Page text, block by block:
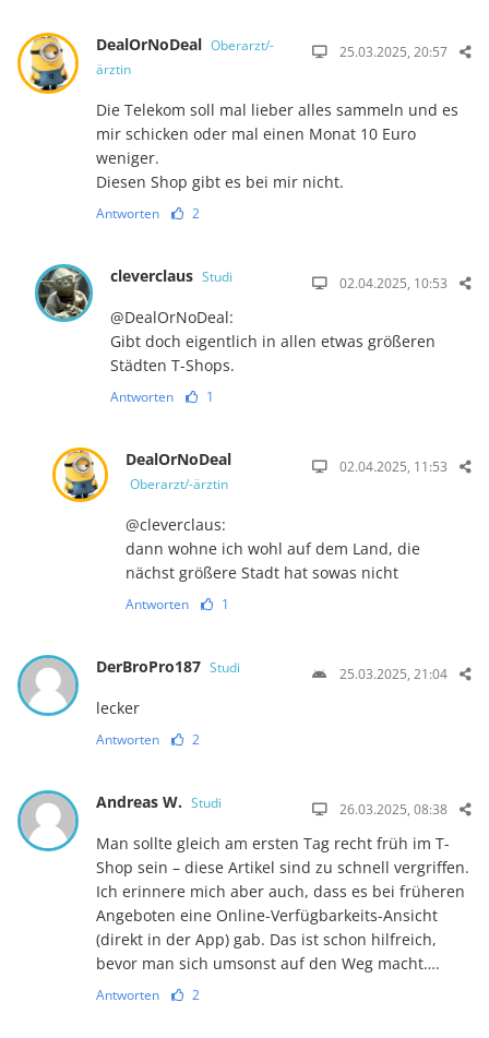
DealOrNoDeal Oberarzt/-
ärztin
25.03.2025, 20:57
Die Telekom soll mal lieber alles sammeln und es
mir schicken oder mal einen Monat 10 Euro
weniger.
Diesen Shop gibt es bei mir nicht.
Antworten 2
cleverclaus Studi 02.04.2025, 10:53
@DealOrNoDeal:
Gibt doch eigentlich in allen etwas größeren
Städten T-Shops.
Antworten 1
DealOrNoDeal
Oberarzt/-ärztin
02.04.2025, 11:53
@cleverclaus:
dann wohne ich wohl auf dem Land, die
nächst größere Stadt hat sowas nicht
Antworten 1
DerBroPro187 Studi 25.03.2025, 21:04
lecker
Antworten 2
Andreas W. Studi 26.03.2025, 08:38
Man sollte gleich am ersten Tag recht früh im T-
Shop sein – diese Artikel sind zu schnell vergriffen.
Ich erinnere mich aber auch, dass es bei früheren
Angeboten eine Online-Verfügbarkeits-Ansicht
(direkt in der App) gab. Das ist schon hilfreich,
bevor man sich umsonst auf den Weg macht….
Antworten 2